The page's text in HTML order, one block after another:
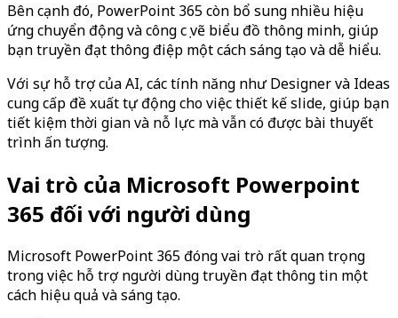
Bên cạnh đó, PowerPoint 365 còn bổ sung nhiều hiệu
ứng chuyển động và công cụ vẽ biểu đồ thông minh, giúp
bạn truyền đạt thông điệp một cách sáng tạo và dễ hiểu.
Với sự hỗ trợ của AI, các tính năng như Designer và Ideas
cung cấp đề xuất tự động cho việc thiết kế slide, giúp bạn
tiết kiệm thời gian và nỗ lực mà vẫn có được bài thuyết
trình ấn tượng.
Vai trò của Microsoft Powerpoint
365 đối với người dùng
Microsoft PowerPoint 365 đóng vai trò rất quan trọng
trong việc hỗ trợ người dùng truyền đạt thông tin một
cách hiệu quả và sáng tạo.